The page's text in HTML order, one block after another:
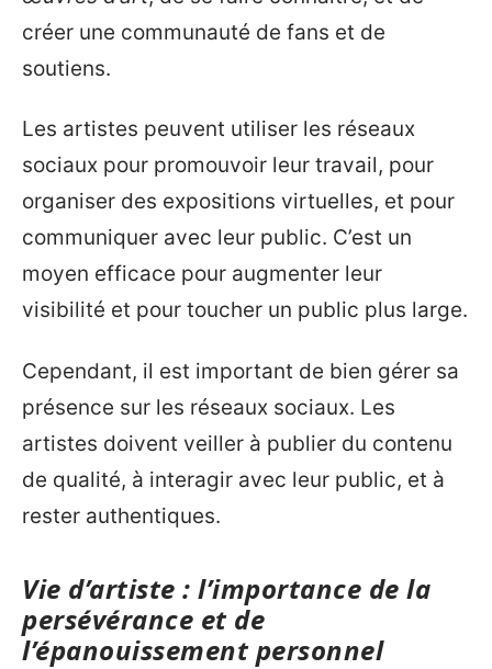
créer une communauté de fans et de
soutiens.
Les artistes peuvent utiliser les réseaux
sociaux pour promouvoir leur travail, pour
organiser des expositions virtuelles, et pour
communiquer avec leur public. C’est un
moyen efficace pour augmenter leur
visibilité et pour toucher un public plus large.
Cependant, il est important de bien gérer sa
présence sur les réseaux sociaux. Les
artistes doivent veiller à publier du contenu
de qualité, à interagir avec leur public, et à
rester authentiques.
Vie d’artiste : l’importance de la
persévérance et de
l’épanouissement personnel